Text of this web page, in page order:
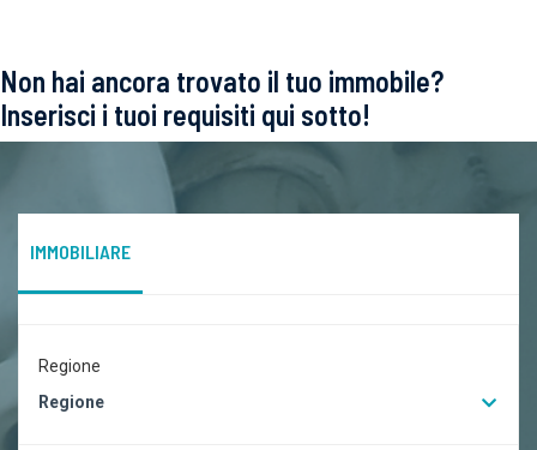
Non hai ancora trovato il tuo immobile?
Inserisci i tuoi requisiti qui sotto!
IMMOBILIARE
Regione
Regione